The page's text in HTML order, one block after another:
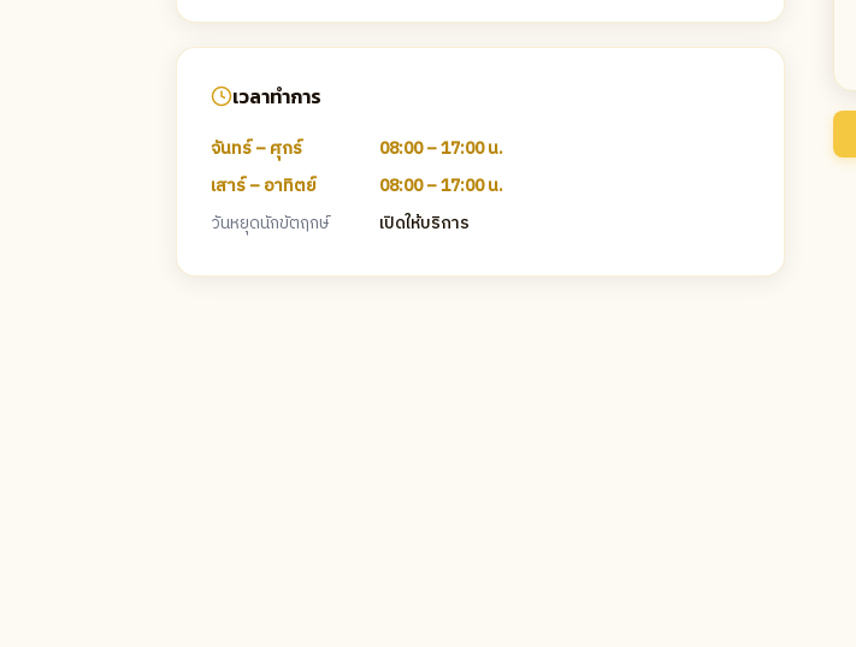
เวลาทำการ
จันทร์ – ศุกร์
08:00 – 17:00 น.
เสาร์ – อาทิตย์
08:00 – 17:00 น.
วันหยุดนักขัตฤกษ์
เปิดให้บริการ